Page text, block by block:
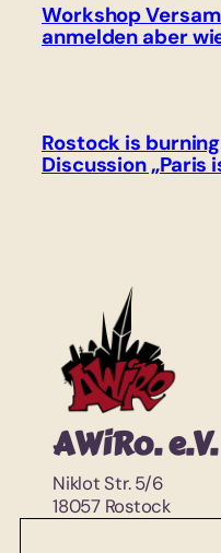
Workshop
anmelden aber
Rostock is
Discussion „Paris
AWiRo. e.V.
Niklot Str. 5/6
18057 Rostock